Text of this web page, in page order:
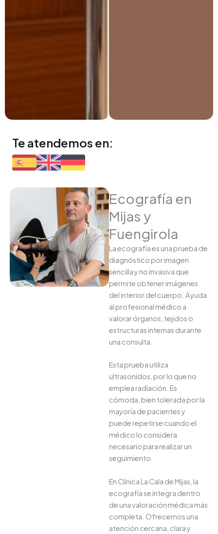
Te atendemos en:
Ecografía en
Mijas y
Fuengirola
La ecografía es una prueba de
diagnóstico por imagen
sencilla y no invasiva que
permite obtener imágenes
del interior del cuerpo. Ayuda
al profesional médico a
valorar órganos, tejidos o
estructuras internas durante
una consulta.
Esta prueba utiliza
ultrasonidos, por lo que no
emplea radiación. Es
cómoda, bien tolerada por la
mayoría de pacientes y
puede repetirse cuando el
médico lo considera
necesario para realizar un
seguimiento.
En Clínica La Cala de Mijas, la
ecografía se integra dentro
de una valoración médica más
completa. Ofrecemos una
atención cercana, clara y